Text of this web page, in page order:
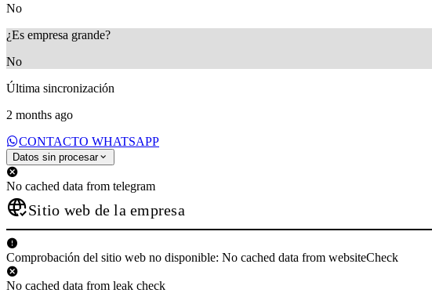
No
¿Es empresa grande?
No
Última sincronización
2 months ago
CONTACTO WHATSAPP
Datos sin procesar
No cached data from telegram
Sitio web de la empresa
Comprobación del sitio web no disponible: No cached data from websiteCheck
No cached data from leak check